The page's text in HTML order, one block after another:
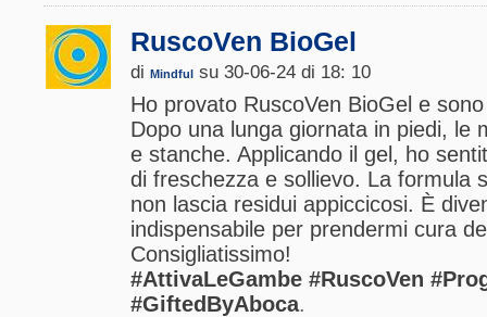
RuscoVen BioGel
di Mindful su 30-06-24 di 18: 10
Ho provato RuscoVen BioGel e
Dopo una lunga giornata in piedi, le
e stanche. Applicando il gel, ho
di freschezza e sollievo. La formula
non lascia residui appiccicosi. È
indispensabile per prendermi cura
Consigliatissimo!
#AttivaLeGambe #RuscoVen
#GiftedByAboca.